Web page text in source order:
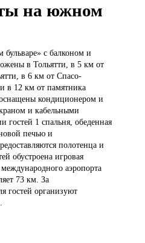
на южном
с балконом и
в Тольятти, в 5 км от
в 6 км от Спасо-
в 12 км от памятника
кондиционером и
и кабельными
гостей 1 спальня, обеденная
печью и
полотенца и
обустроена игровая
аэропорта
73 км. За
гостей организуют